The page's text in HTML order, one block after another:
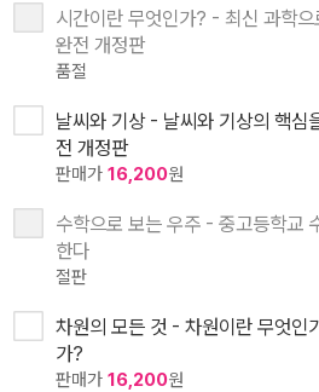
시간이란 무엇인가? - 최신 과학으
완전 개정판
품절
날씨와 기상 - 날씨와 기상의 핵심
전 개정판
판매가 16,200원
수학으로 보는 우주 - 중고등학교
한다
절판
차원의 모든 것 - 차원이란 무엇인
가?
판매가 16,200원